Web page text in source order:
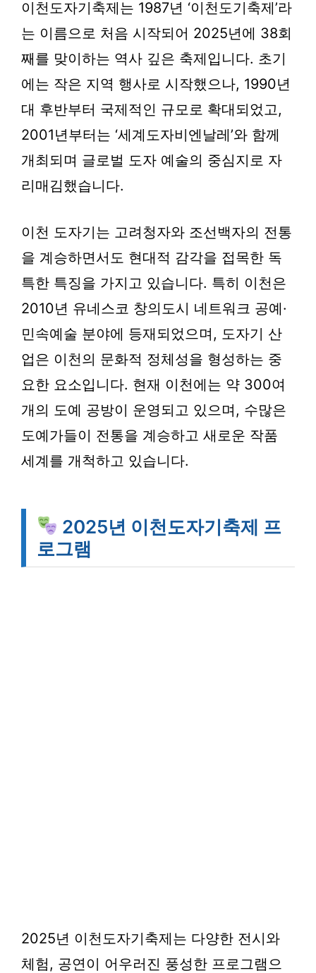
이천도자기축제는 1987년 ‘이천도기축제’라
는 이름으로 처음 시작되어 2025년에 38회
째를 맞이하는 역사 깊은 축제입니다. 초기
에는 작은 지역 행사로 시작했으나, 1990년
대 후반부터 국제적인 규모로 확대되었고,
2001년부터는 ‘세계도자비엔날레’와 함께
개최되며 글로벌 도자 예술의 중심지로 자
리매김했습니다.
이천 도자기는 고려청자와 조선백자의 전통
을 계승하면서도 현대적 감각을 접목한 독
특한 특징을 가지고 있습니다. 특히 이천은
2010년 유네스코 창의도시 네트워크 공예·
민속예술 분야에 등재되었으며, 도자기 산
업은 이천의 문화적 정체성을 형성하는 중
요한 요소입니다. 현재 이천에는 약 300여
개의 도예 공방이 운영되고 있으며, 수많은
도예가들이 전통을 계승하고 새로운 작품
세계를 개척하고 있습니다.
2025년 이천도자기축제 프
로그램
2025년 이천도자기축제는 다양한 전시와
체험, 공연이 어우러진 풍성한 프로그램으